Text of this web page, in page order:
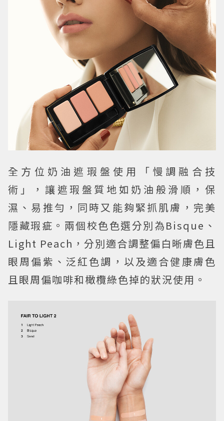
全方位奶油遮瑕盤使用「慢調融合技
術」，讓遮瑕盤質地如奶油般滑順，保
濕、易推勻，同時又能夠緊抓肌膚，完美
隱藏瑕疵。兩個校色色選分別為Bisque、
Light Peach，分別適合調整偏白晰膚色且
眼周偏紫、泛紅色調，以及適合健康膚色
且眼周偏咖啡和橄欖綠色掉的狀況使用。